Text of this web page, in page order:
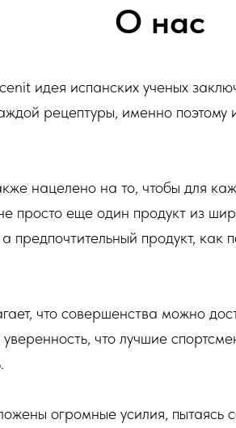
О нас
идея испанских ученых
рецептуры, именно поэтому
нацелено на то, чтобы для
просто еще один продукт из
предпочтительный продукт, как
что совершенства можно
что лучшие
огромные усилия, пытаясь